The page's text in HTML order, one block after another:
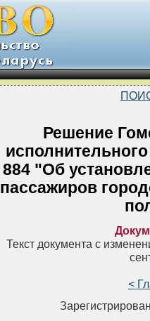
Решение
884 "Об
пассажиров
Текст документа с
<